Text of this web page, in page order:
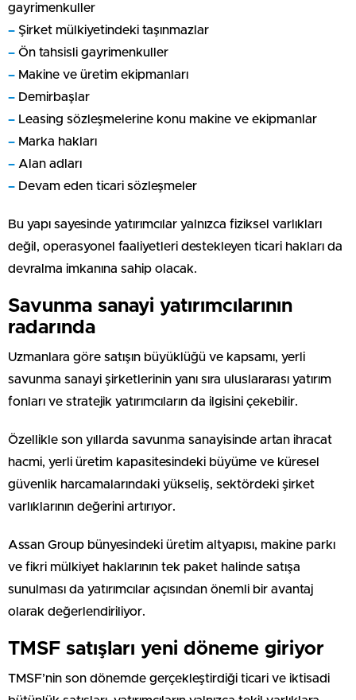
gayrimenkuller
– Şirket mülkiyetindeki taşınmazlar
– Ön tahsisli gayrimenkuller
– Makine ve üretim ekipmanları
– Demirbaşlar
– Leasing sözleşmelerine konu makine ve ekipmanlar
– Marka hakları
– Alan adları
– Devam eden ticari sözleşmeler
Bu yapı sayesinde yatırımcılar yalnızca fiziksel varlıkları
değil, operasyonel faaliyetleri destekleyen ticari hakları da
devralma imkanına sahip olacak.
Savunma sanayi yatırımcılarının
radarında
Uzmanlara göre satışın büyüklüğü ve kapsamı, yerli
savunma sanayi şirketlerinin yanı sıra uluslararası yatırım
fonları ve stratejik yatırımcıların da ilgisini çekebilir.
Özellikle son yıllarda savunma sanayisinde artan ihracat
hacmi, yerli üretim kapasitesindeki büyüme ve küresel
güvenlik harcamalarındaki yükseliş, sektördeki şirket
varlıklarının değerini artırıyor.
Assan Group bünyesindeki üretim altyapısı, makine parkı
ve fikri mülkiyet haklarının tek paket halinde satışa
sunulması da yatırımcılar açısından önemli bir avantaj
olarak değerlendiriliyor.
TMSF satışları yeni döneme giriyor
TMSF’nin son dönemde gerçekleştirdiği ticari ve iktisadi